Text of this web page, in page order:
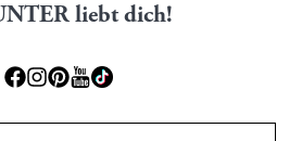
liebt dich!